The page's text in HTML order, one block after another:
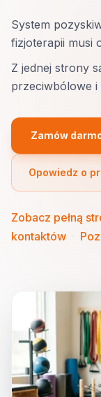
System
fizjoterapii musi
Z jednej strony
przeciwbólowe i
Zamów
Opowiedz o
Zobacz pełną
kontaktów